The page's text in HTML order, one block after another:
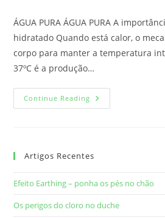
ÁGUA PURA ÁGUA PURA A
hidratado Quando está calor, o
corpo para manter a temperatura
37ºC é a produção…
Continue Reading
Artigos Recentes
Efeito Earthing – ponha os pés no chão
Os perigos do cloro no duche